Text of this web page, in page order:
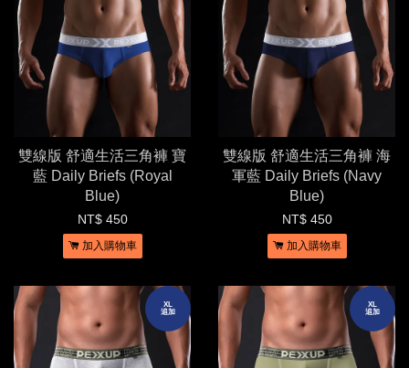
雙線版 舒適生活三角褲 寶
藍 Daily Briefs (Royal
Blue)
NT$ 450
加入購物車
雙線版 舒適生活三角褲 海
軍藍 Daily Briefs (Navy
Blue)
NT$ 450
加入購物車
XL
追加
XL
追加